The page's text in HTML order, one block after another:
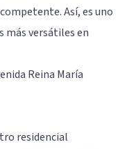
Así, es uno
más versátiles en
Reina María
residencial